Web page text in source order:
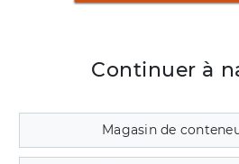
Continuer à
Magasin de